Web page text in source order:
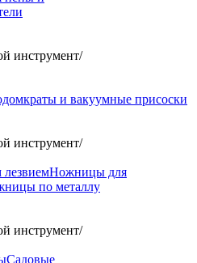
инструмент/
и вакуумные присоски
инструмент/
Ножницы для
по металлу
инструмент/
Садовые